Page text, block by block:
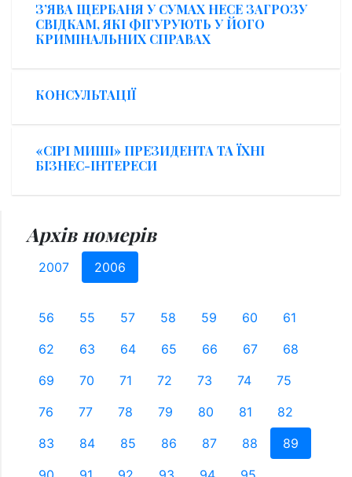
З’ЯВА ЩЕРБАНЯ У СУМАХ НЕСЕ ЗАГРОЗУ
СВІДКАМ, ЯКІ ФІГУРУЮТЬ У ЙОГО
КРИМІНАЛЬНИХ СПРАВАХ
КОНСУЛЬТАЦІЇ
«СІРІ МИШІ» ПРЕЗИДЕНТА ТА ЇХНІ
БІЗНЕС-ІНТЕРЕСИ
Архів номерів
2007 2006
56 55 57 58 59 60
61
62
63 64 65 66 67
68
69
70 71 72 73 74
75
76
77 78 79 80 81
82
83
84 85 86 87 88
89